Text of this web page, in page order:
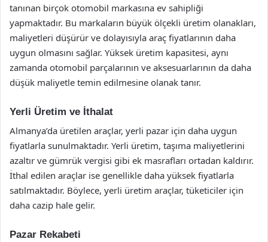
tanınan birçok otomobil markasına ev sahipliği
yapmaktadır. Bu markaların büyük ölçekli üretim olanakları,
maliyetleri düşürür ve dolayısıyla araç fiyatlarının daha
uygun olmasını sağlar. Yüksek üretim kapasitesi, aynı
zamanda otomobil parçalarının ve aksesuarlarının da daha
düşük maliyetle temin edilmesine olanak tanır.
Yerli Üretim ve İthalat
Almanya’da üretilen araçlar, yerli pazar için daha uygun
fiyatlarla sunulmaktadır. Yerli üretim, taşıma maliyetlerini
azaltır ve gümrük vergisi gibi ek masrafları ortadan kaldırır.
İthal edilen araçlar ise genellikle daha yüksek fiyatlarla
satılmaktadır. Böylece, yerli üretim araçlar, tüketiciler için
daha cazip hale gelir.
Pazar Rekabeti